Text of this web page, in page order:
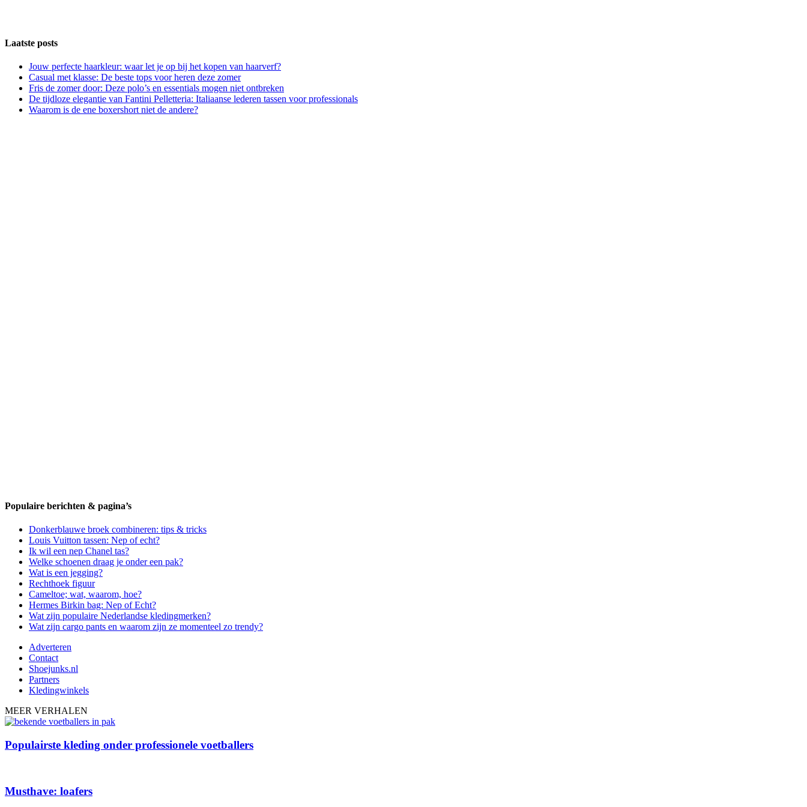
Laatste posts
Jouw perfecte haarkleur: waar let je op bij het kopen van haarverf?
Casual met klasse: De beste tops voor heren deze zomer
Fris de zomer door: Deze polo’s en essentials mogen niet ontbreken
De tijdloze elegantie van Fantini Pelletteria: Italiaanse lederen tassen voor professionals
Waarom is de ene boxershort niet de andere?
Populaire berichten & pagina’s
Donkerblauwe broek combineren: tips & tricks
Louis Vuitton tassen: Nep of echt?
Ik wil een nep Chanel tas?
Welke schoenen draag je onder een pak?
Wat is een jegging?
Rechthoek figuur
Cameltoe; wat, waarom, hoe?
Hermes Birkin bag: Nep of Echt?
Wat zijn populaire Nederlandse kledingmerken?
Wat zijn cargo pants en waarom zijn ze momenteel zo trendy?
Adverteren
Contact
Shoejunks.nl
Partners
Kledingwinkels
MEER VERHALEN
Populairste kleding onder professionele voetballers
Musthave: loafers